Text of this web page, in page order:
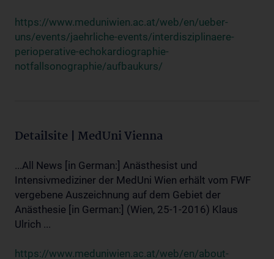
https://www.meduniwien.ac.at/web/en/ueber-
uns/events/jaehrliche-events/interdisziplinaere-
perioperative-echokardiographie-
notfallsonographie/aufbaukurs/
Detailsite | MedUni Vienna
...All News [in German:] Anästhesist und
Intensivmediziner der MedUni Wien erhält vom FWF
vergebene Auszeichnung auf dem Gebiet der
Anästhesie [in German:] (Wien, 25-1-2016) Klaus
Ulrich ...
https://www.meduniwien.ac.at/web/en/about-